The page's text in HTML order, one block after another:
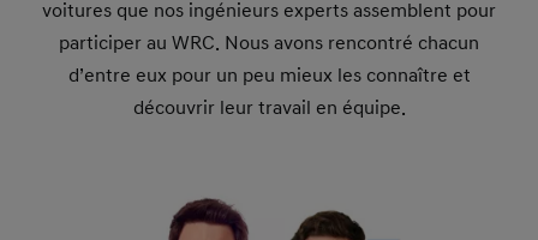
voitures que nos ingénieurs experts assemblent pour
participer au WRC. Nous avons rencontré chacun
d’entre eux pour un peu mieux les connaître et
découvrir leur travail en équipe.